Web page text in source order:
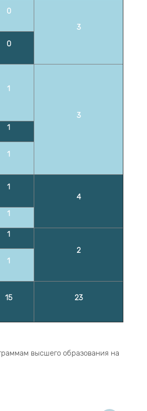
0
3
0
1
3
1
1
1
4
1
1
2
1
15 23
высшего образования на